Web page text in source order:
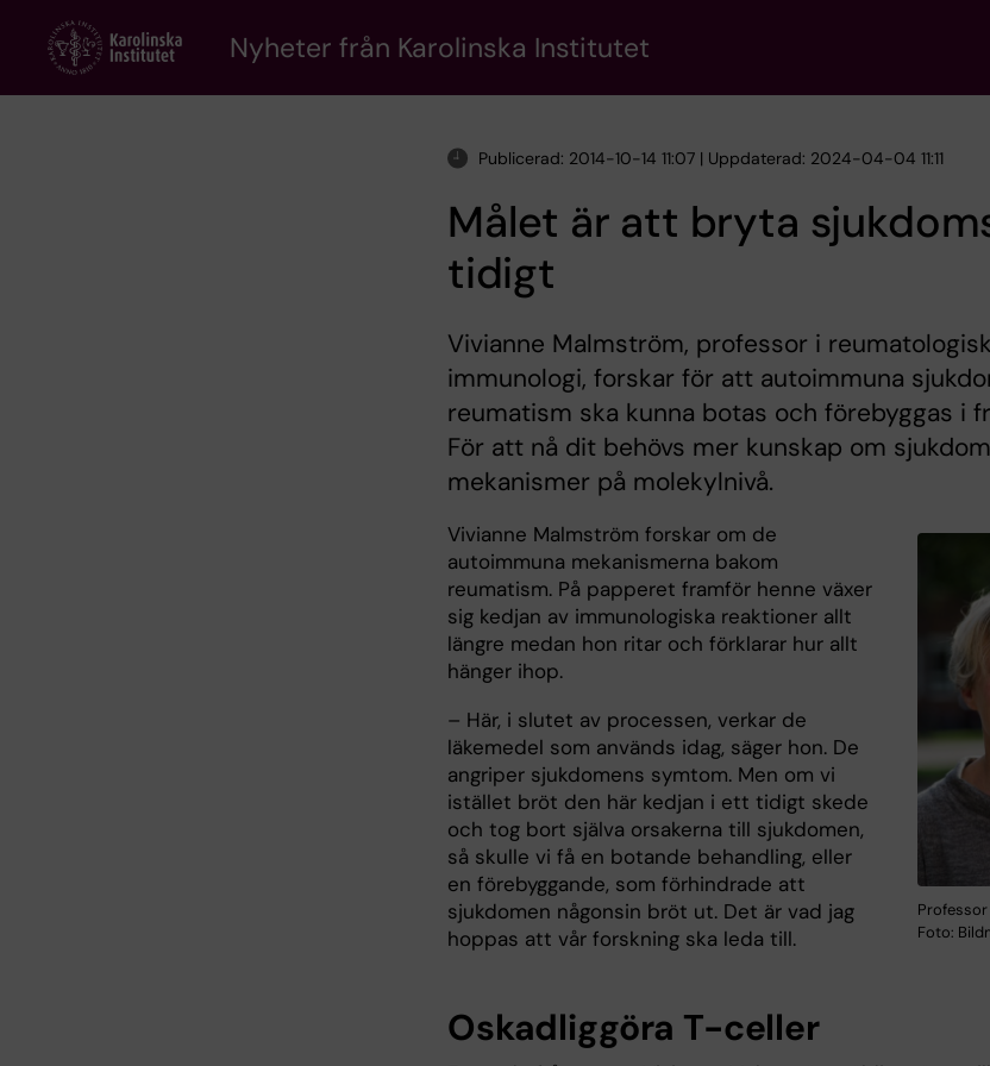
content
Nyheter från Karolinska Institutet
Publicerad: 2014-10-14 11:07 | Uppdaterad: 2024-04-04 11:11
Målet är att bryta
tidigt
Vivianne Malmström, professor i reumatologisk
immunologi, forskar för att autoimmuna
reumatism ska kunna botas och förebyggas i
För att nå dit behövs mer kunskap om
mekanismer på molekylnivå.
Foto:
Vivianne Malmström forskar om de
autoimmuna mekanismerna bakom
reumatism. På papperet framför henne växer
sig kedjan av immunologiska reaktioner allt
längre medan hon ritar och förkla­rar hur allt
hänger ihop.
– Här, i slutet av processen, verkar de
läkemedel som används idag, säger hon. De
angriper sjukdomens symtom. Men om vi
istället bröt den här kedjan i ett tidigt skede
och tog bort själva orsakerna till sjukdomen,
så skulle vi få en botande behandling, eller
en förebyggande, som förhindrade att
sjukdomen någonsin bröt ut. Det är vad jag
hoppas att vår forskning ska leda till.
Oskadliggöra T-celler